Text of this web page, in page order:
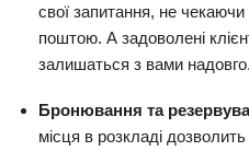
свої запитання, не чекаючи
поштою. А задоволені
залишаться з вами надовго.
Бронювання та
місця в розкладі